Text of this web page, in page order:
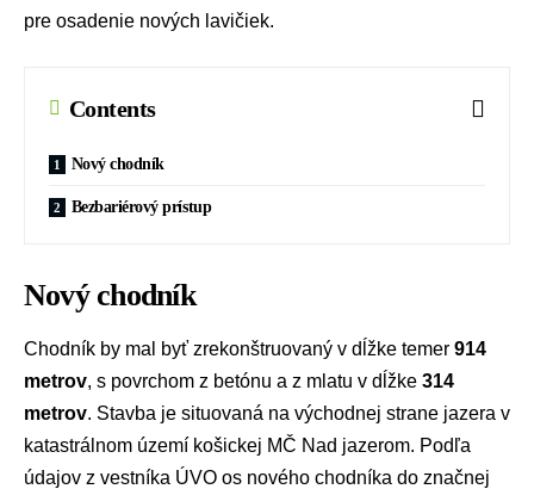
pre osadenie nových lavičiek.
Contents
Nový chodník
Bezbariérový prístup
Nový chodník
Chodník by mal byť zrekonštruovaný v dĺžke temer 914
metrov, s povrchom z betónu a z mlatu v dĺžke 314
metrov. Stavba je situovaná na východnej strane jazera v
katastrálnom území košickej MČ Nad jazerom. Podľa
údajov z vestníka ÚVO os nového chodníka do značnej